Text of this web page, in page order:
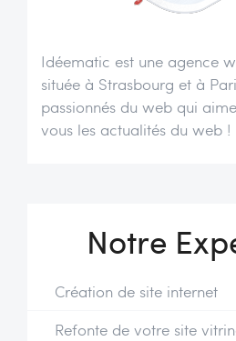
Idéematic est une agence
située à Strasbourg et à
passionnés du web qui
vous les actualités du web !
Notre
Création de site internet
Refonte de votre site